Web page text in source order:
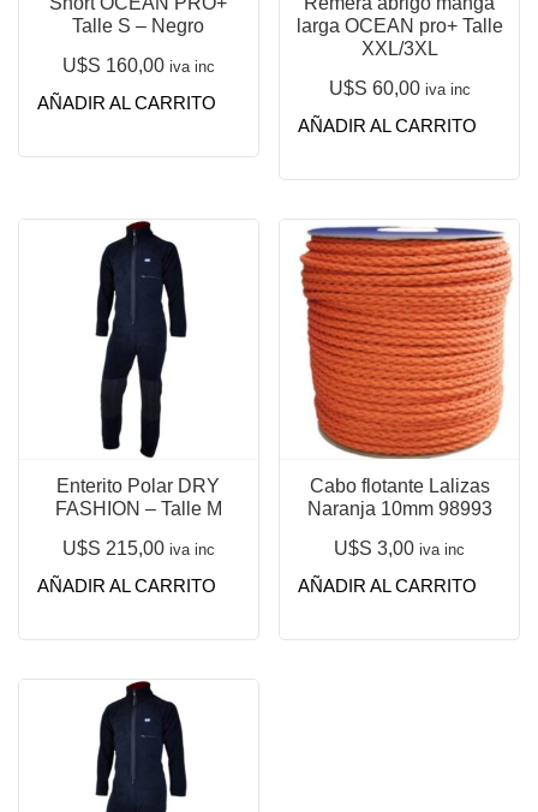
Talle S – Negro
U$S 160,00 iva inc
AÑADIR AL CARRITO
larga OCEAN pro+ Talle
XXL/3XL
U$S 60,00 iva inc
AÑADIR AL CARRITO
Enterito Polar DRY
FASHION – Talle M
U$S 215,00 iva inc
AÑADIR AL CARRITO
Cabo flotante Lalizas
Naranja 10mm 98993
U$S3,00 iva inc
AÑADIR AL CARRITO